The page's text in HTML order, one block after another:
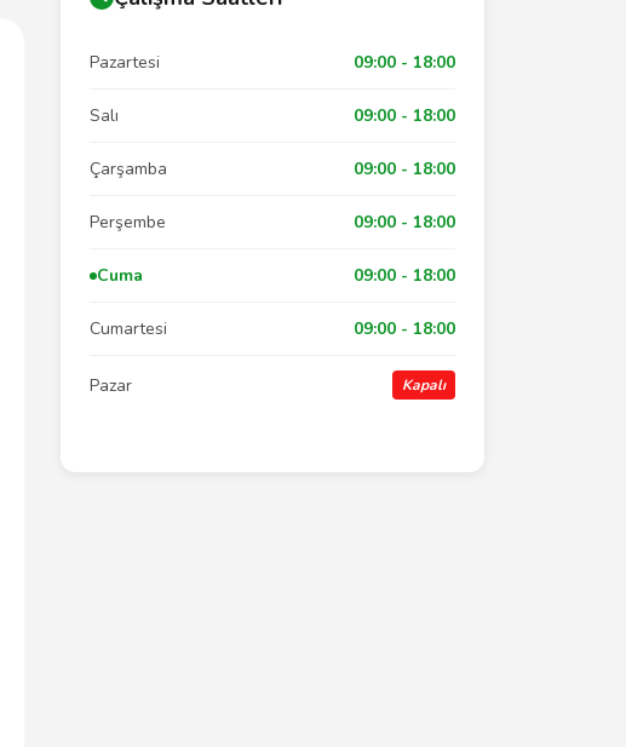
Pazartesi 09:00 - 18:00
Salı 09:00 - 18:00
Çarşamba 09:00 - 18:00
Perşembe 09:00 - 18:00
Cuma 09:00 - 18:00
Cumartesi 09:00 - 18:00
Pazar Kapalı